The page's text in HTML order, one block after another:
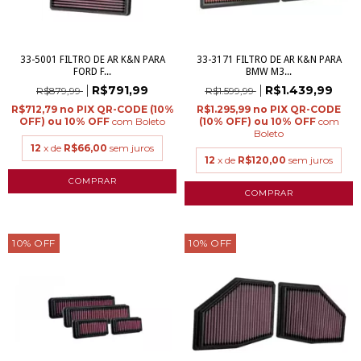
33-5001 FILTRO DE AR K&N PARA
FORD F...
R$879,99 R$791,99
R$712,79
com Boleto
12 x de R$66,00 sem juros
33-3171 FILTRO DE AR K&N PARA
BMW M3...
R$1.599,99 R$1.439,99
R$1.295,99
com
Boleto
12 x de R$120,00 sem juros
10% OFF 10% OFF